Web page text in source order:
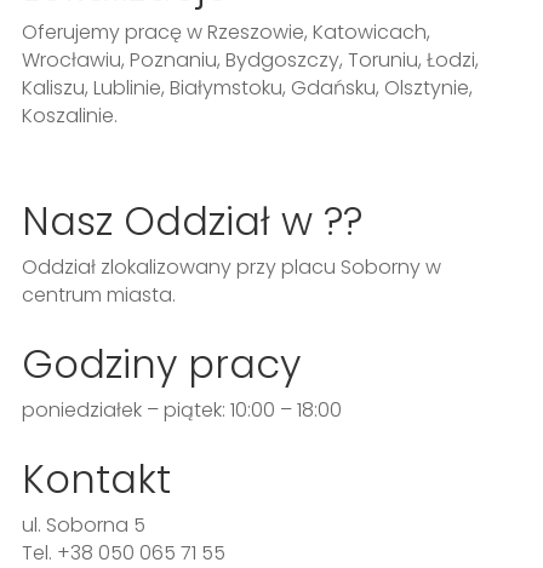
Oferujemy pracę w Rzeszowie, Katowicach,
Wrocławiu, Poznaniu, Bydgoszczy, Toruniu, Łodzi,
Kaliszu, Lublinie, Białymstoku, Gdańsku, Olsztynie,
Koszalinie.
Nasz Oddział w ??
Oddział zlokalizowany przy placu Soborny w
centrum miasta.
Godziny pracy
poniedziałek – piątek: 10:00 – 18:00
Kontakt
ul. Soborna 5
Tel. +38 050 065 71 55